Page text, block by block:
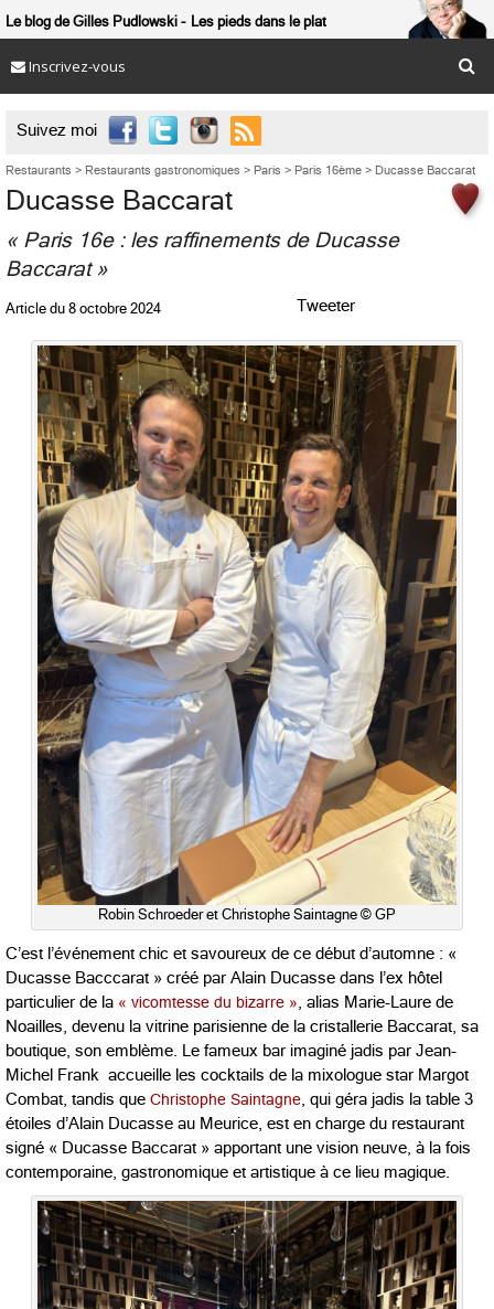
Le blog de Gilles Pudlowski Les pieds dans le plat
Inscrivez-vous
Suivez moi 
Restaurants > Restaurants gastronomiques > Paris > Paris 16ème > Ducasse Baccarat
Ducasse Baccarat
« Paris 16e : les raffinements de Ducasse
Baccarat »
Article du 8 octobre 2024 Tweeter
Robin Schroeder et Christophe Saintagne © GP
C’est l’événement chic et savoureux de ce début d’automne : «
Ducasse Bacccarat » créé par Alain Ducasse dans l’ex hôtel
particulier de la « vicomtesse du bizarre » , alias Marie-Laure de
Noailles, devenu la vitrine parisienne de la cristallerie Baccarat, sa
boutique, son emblème. Le fameux bar imaginé jadis par Jean-
Michel Frank accueille les cocktails de la mixologue star Margot
Combat, tandis que Christophe Saintagne , qui géra jadis la table 3
étoiles d’Alain Ducasse au Meurice, est en charge du restaurant
signé « Ducasse Baccarat » apportant une vision neuve, à la fois
contemporaine, gastronomique et artistique à ce lieu magique.